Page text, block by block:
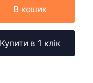
В кошик
Купити в 1 клік